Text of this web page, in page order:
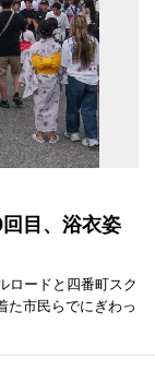
目、浴衣姿
ロードと四番町スク
た市民らでにぎわっ